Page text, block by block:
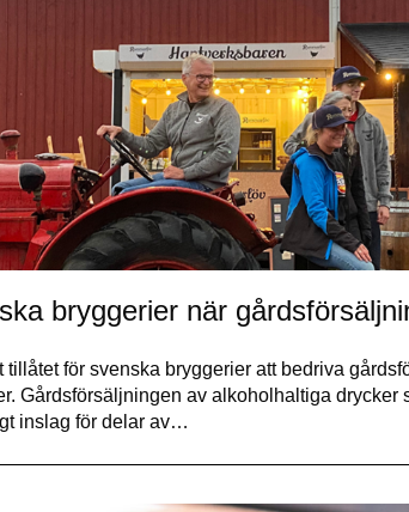
bryggerier när
tillåtet för svenska bryggerier att bedriva
Gårdsförsäljningen av alkoholhaltiga drycker
inslag för delar av…